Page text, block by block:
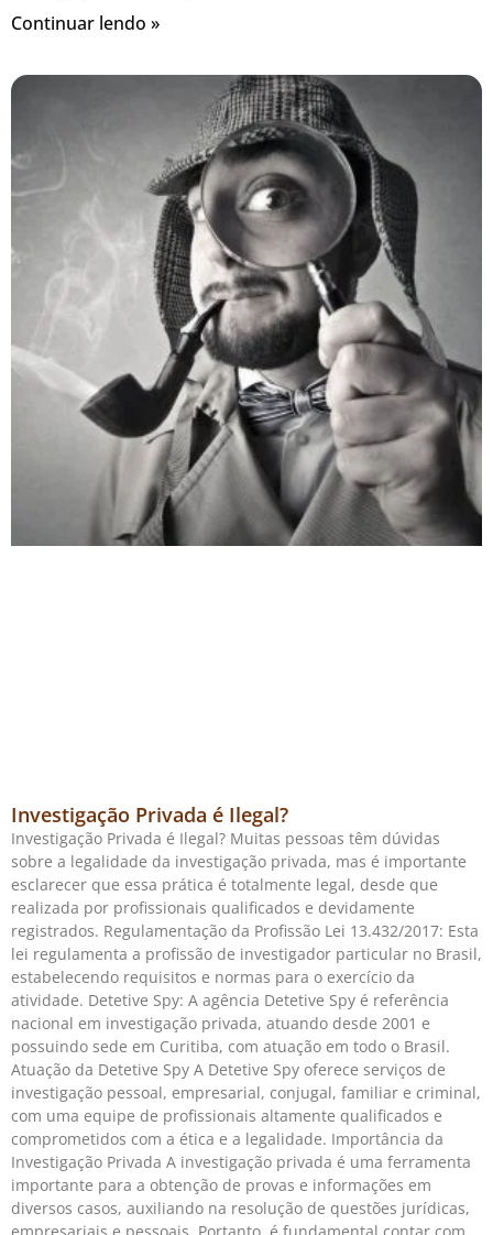
Continuar lendo »
Investigação Privada é Ilegal?
Investigação Privada é Ilegal? Muitas pessoas têm dúvidas
sobre a legalidade da investigação privada, mas é importante
esclarecer que essa prática é totalmente legal, desde que
realizada por profissionais qualificados e devidamente
registrados. Regulamentação da Profissão Lei 13.432/2017: Esta
lei regulamenta a profissão de investigador particular no Brasil,
estabelecendo requisitos e normas para o exercício da
atividade. Detetive Spy: A agência Detetive Spy é referência
nacional em investigação privada, atuando desde 2001 e
possuindo sede em Curitiba, com atuação em todo o Brasil.
Atuação da Detetive Spy A Detetive Spy oferece serviços de
investigação pessoal, empresarial, conjugal, familiar e criminal,
com uma equipe de profissionais altamente qualificados e
comprometidos com a ética e a legalidade. Importância da
Investigação Privada A investigação privada é uma ferramenta
importante para a obtenção de provas e informações em
diversos casos, auxiliando na resolução de questões jurídicas,